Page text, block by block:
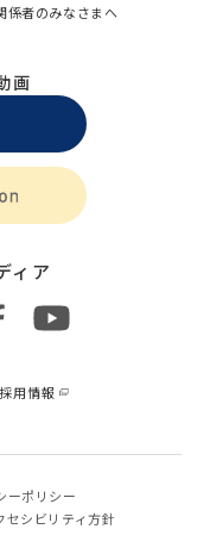
係者のみなさまへ
画
ィア
用情報
ーポリシー
セシビリティ方針